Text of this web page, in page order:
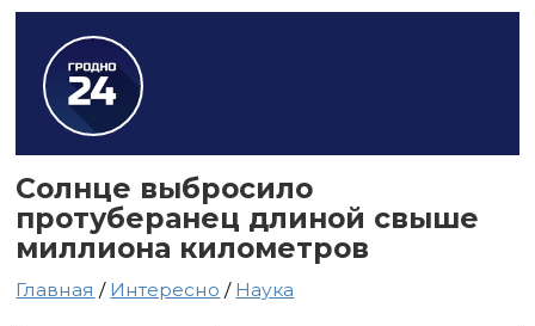
Солнце выбросило
протуберанец длиной свыше
миллиона километров
Главная / Интересно / Наука